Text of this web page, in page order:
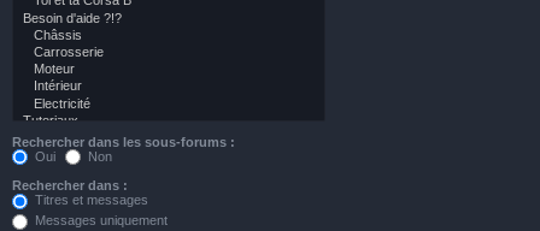
Rechercher dans les sous-forums :
Oui
Non
Rechercher dans :
Titres et messages
Messages uniquement